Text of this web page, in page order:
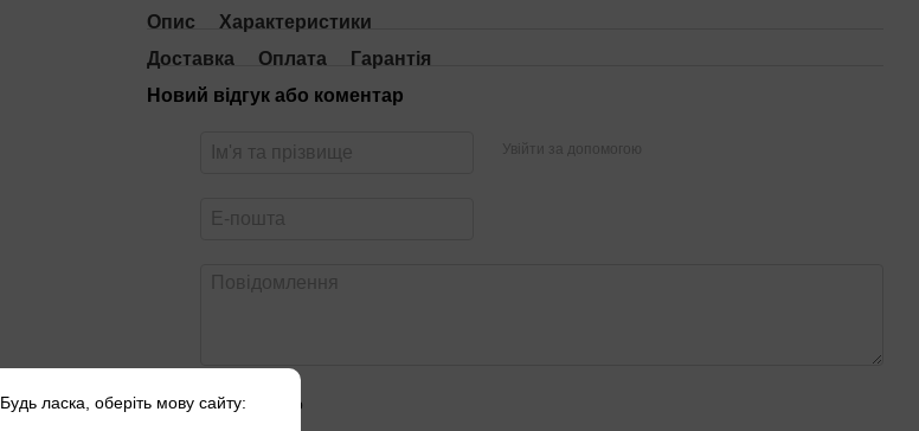
Опис
Характеристики
Доставка
Оплата
Гарантія
Новий відгук або коментар
Увійти за допомогою
Оцініть товар
Будь ласка, оберіть мову сайту: